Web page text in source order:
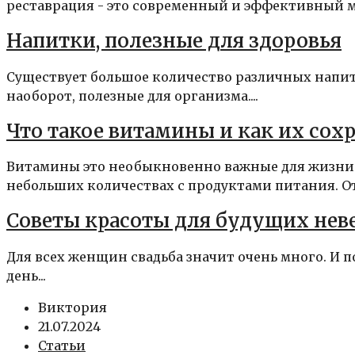
реставрация - это современный и эффективный
Напитки, полезные для здоровья
Существует большое количество различных
наоборот, полезные для организма....
Что такое витамины и как их
Витамины это необыкновенно важные для
небольших количествах с продуктами питания.
Советы красоты для будущих
Для всех женщин свадьба значит очень много. И
день...
Виктория
21.07.2024
Статьи